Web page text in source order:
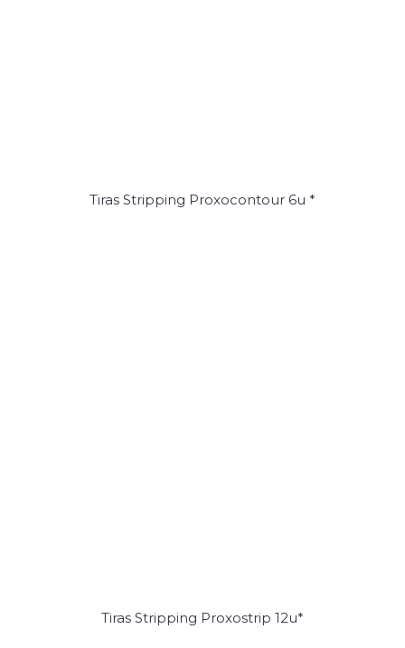
Tiras Stripping Proxocontour 6u *
Tiras Stripping Proxostrip 12u*